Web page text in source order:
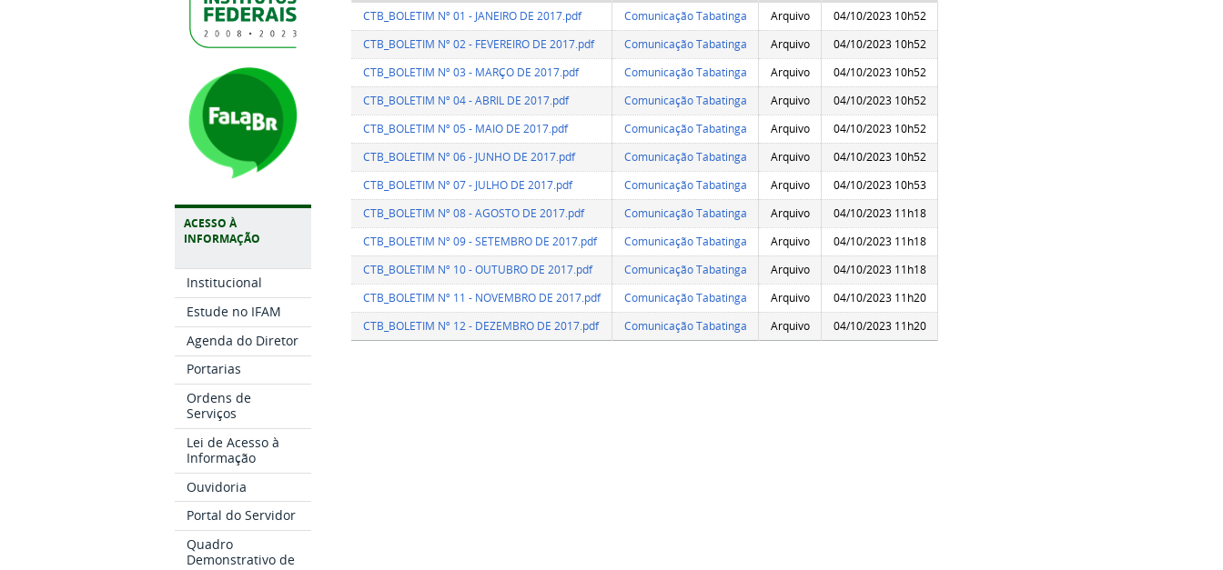
ACESSO À
INFORMAÇÃO
Institucional
Estude no IFAM
Agenda do Diretor
Portarias
Ordens de
Serviços
Lei de Acesso à
Informação
Ouvidoria
Portal do Servidor
Quadro
Demonstrativo de
CTB_BOLETIM Nº 01 - JANEIRO DE 2017.pdf
Comunicação Tabatinga Arquivo
04/10/2023 10h52
CTB_BOLETIM Nº 02 - FEVEREIRO DE 2017.pdf
Comunicação Tabatinga Arquivo
04/10/2023 10h52
CTB_BOLETIM Nº 03 - MARÇO DE 2017.pdf
Comunicação Tabatinga Arquivo
04/10/2023 10h52
CTB_BOLETIM Nº 04 - ABRIL DE 2017.pdf
Comunicação Tabatinga Arquivo
04/10/2023 10h52
CTB_BOLETIM Nº 05 - MAIO DE 2017.pdf
Comunicação Tabatinga Arquivo
04/10/2023 10h52
CTB_BOLETIM Nº 06 - JUNHO DE 2017.pdf
Comunicação Tabatinga Arquivo
04/10/2023 10h52
CTB_BOLETIM Nº 07 - JULHO DE 2017.pdf
Comunicação Tabatinga Arquivo
04/10/2023 10h53
CTB_BOLETIM Nº 08 - AGOSTO DE 2017.pdf
Comunicação Tabatinga Arquivo
04/10/2023 11h18
CTB_BOLETIM Nº 09 - SETEMBRO DE 2017.pdf
Comunicação Tabatinga Arquivo
04/10/2023 11h18
CTB_BOLETIM Nº 10 - OUTUBRO DE 2017.pdf
Comunicação Tabatinga Arquivo
04/10/2023 11h18
CTB_BOLETIM Nº 11 - NOVEMBRO DE 2017.pdf
Comunicação Tabatinga Arquivo
04/10/2023 11h20
CTB_BOLETIM Nº 12 - DEZEMBRO DE 2017.pdf
Comunicação Tabatinga Arquivo 04/10/2023 11h20